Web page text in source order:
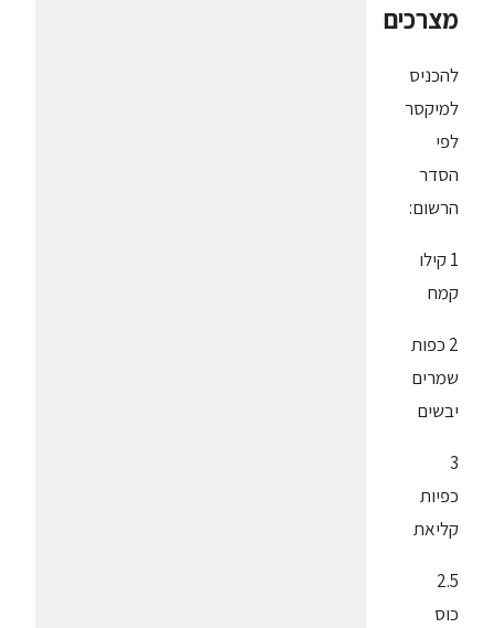
מצרכים
להכניס
למיקסר
לפי
הסדר
הרשום:
1 קילו
קמח
2 כפות
שמרים
יבשים
3
כפיות
קליאת
2.5
כוס